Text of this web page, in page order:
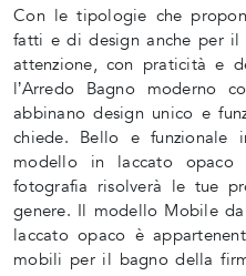
Con le tipologie che
fatti e di design anche per
attenzione, con praticità e
l’Arredo Bagno moderno
abbinano design unico e
chiede. Bello e funzionale
modello in laccato opaco
fotografia risolverà le tue
genere. Il modello Mobile
laccato opaco è
mobili per il bagno della